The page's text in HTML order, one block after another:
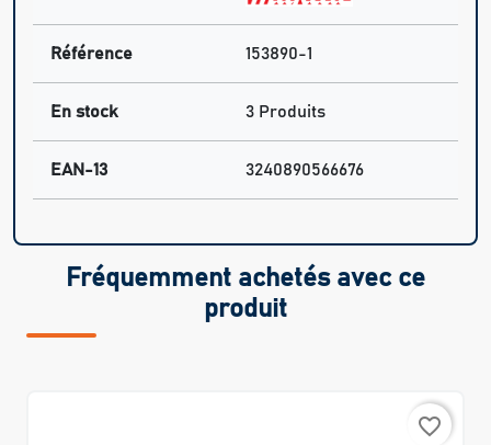
Référence 153890-1
En stock 3 Produits
EAN-13 3240890566676
Fréquemment achetés avec ce
produit
favorite_border